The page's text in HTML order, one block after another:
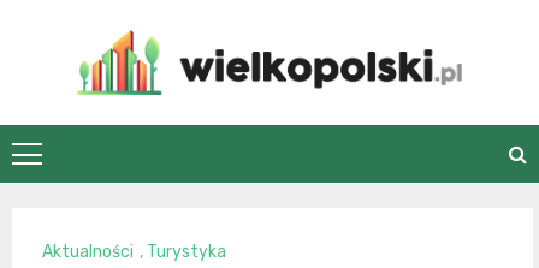
wielkopolski.pl
Aktualności , Turystyka